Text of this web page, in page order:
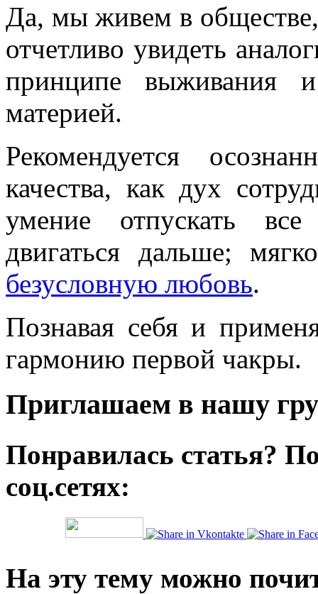
Да, мы живем в
отчетливо увидеть
принципе выживания
материей.
Рекомендуется
качества, как дух
умение отпускать
двигаться дальше;
безусловную любовь.
Познавая себя и
гармонию первой чакры.
Приглашаем в нашу
Понравилась статья?
соц.сетях:
На эту тему можно